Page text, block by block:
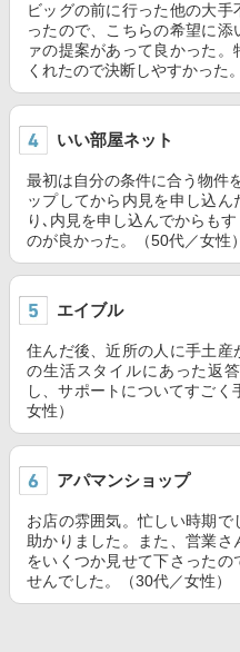
ビッグの前に行った他の大
ったので、こちらの希望に
ァの提案があって良かった
くれたので決断しやすかった
いい部屋ネット
最初は自分の条件に合う物件
ップしてから内見を申し込
り､内見を申し込んでからも
のが良かった。（50代／女性）
エイブル
住んだ後、近所の人に手土
の生活スタイルにあった返
し、サポートについてすご
女性）
アパマンショップ
お店の雰囲気。忙しい時期
助かりました。また、営業
をいくつか見せて下さったの
せんでした。（30代／女性）